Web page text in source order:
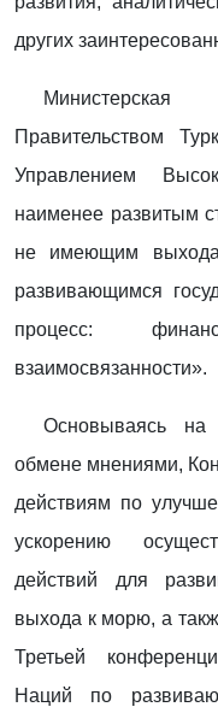
других
Министерская
Правительством
Управлением
наименее развитым
не имеющим
развивающимся
процесс:
взаимосвязанности».
Основываясь
обмене мнениями,
действиям по
ускорению
действий для
выхода к морю, а
Третьей
Наций по